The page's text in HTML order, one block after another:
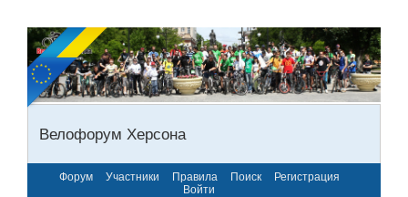
Велофорум Херсона
Форум Участники Правила Поиск
Регистрация
Войти